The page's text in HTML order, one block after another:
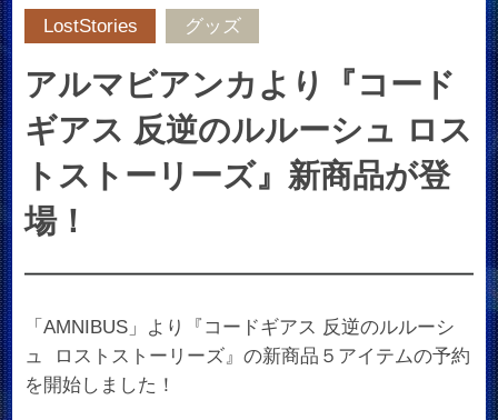
LostStories グッズ
アルマビアンカより『コード
ギアス 反逆のルルーシュ ロス
トストーリーズ』新商品が登
場！
「AMNIBUS」より『コードギアス 反逆のルルーシ
ュ ロストストーリーズ』の新商品５アイテムの予約
を開始しました！